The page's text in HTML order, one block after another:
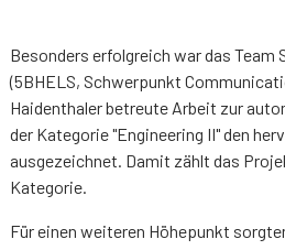
Besonders erfolgreich war das
(5BHELS, Schwerpunkt
Haidenthaler betreute Arbeit zur
der Kategorie "Engineering II" den
ausgezeichnet. Damit zählt das
Kategorie.
Für einen weiteren Höhepunkt